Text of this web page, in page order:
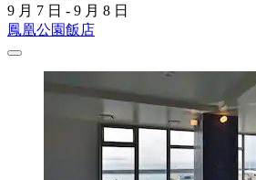
9 月 7 日 - 9 月 8 日
鳳凰公園飯店